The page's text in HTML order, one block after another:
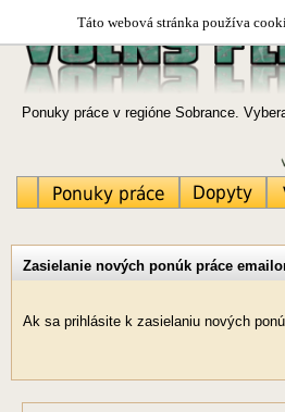
Táto webová stránka používa
Ponuky práce v regióne Sobrance.
Zasielanie nových ponúk práce
Ak sa prihlásite k zasielaniu nových